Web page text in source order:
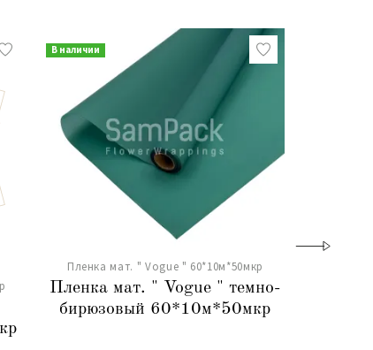
В наличии
Пленка мат. " Vogue " 60*10м*50мкр
Пленка мат. " Vogue " темно-
бирюзовый 60*10м*50мкр